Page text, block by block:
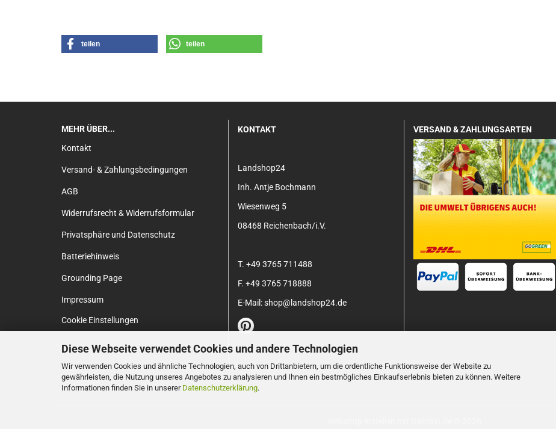
Diese Webseite verwendet Cookies und andere Technologien
Wir verwenden Cookies und ähnliche Technologien, auch von Drittanbietern, um die ordentliche Funktionsweise der Website zu
gewährleisten, die Nutzung unseres Angebotes zu analysieren und Ihnen ein bestmögliches Einkaufserlebnis bieten zu können. Weitere
Informationen finden Sie in unserer Datenschutzerklärung.
teilen teilen
MEHR ÜBER...
Kontakt
Versand- & Zahlungsbedingungen
AGB
Widerrufsrecht & Widerrufsformular
Privatsphäre und Datenschutz
Batteriehinweis
Grounding Page
Impressum
Cookie Einstellungen
KONTAKT
Landshop24
Inh. Antje Bochmann
Wiesenweg 5
08468 Reichenbach/i.V.
T. +49 3765 711488
F. +49 3765 718888
E-Mail: shop@landshop24.de
VERSAND & ZAHLUNGSARTEN